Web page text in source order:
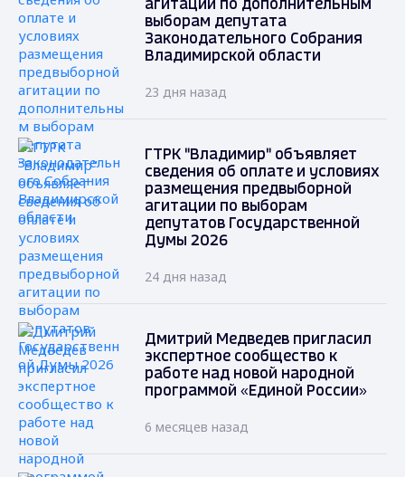
агитации по дополнительным
выборам депутата
Законодательного Собрания
Владимирской области
23 дня назад
ГТРК "Владимир" объявляет
сведения об оплате и условиях
размещения предвыборной
агитации по выборам
депутатов Государственной
Думы 2026
24 дня назад
Дмитрий Медведев пригласил
экспертное сообщество к
работе над новой народной
программой «Единой России»
6 месяцев назад